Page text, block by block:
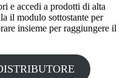
e accedi a prodotti di alta
il modulo sottostante per
insieme per raggiungere il